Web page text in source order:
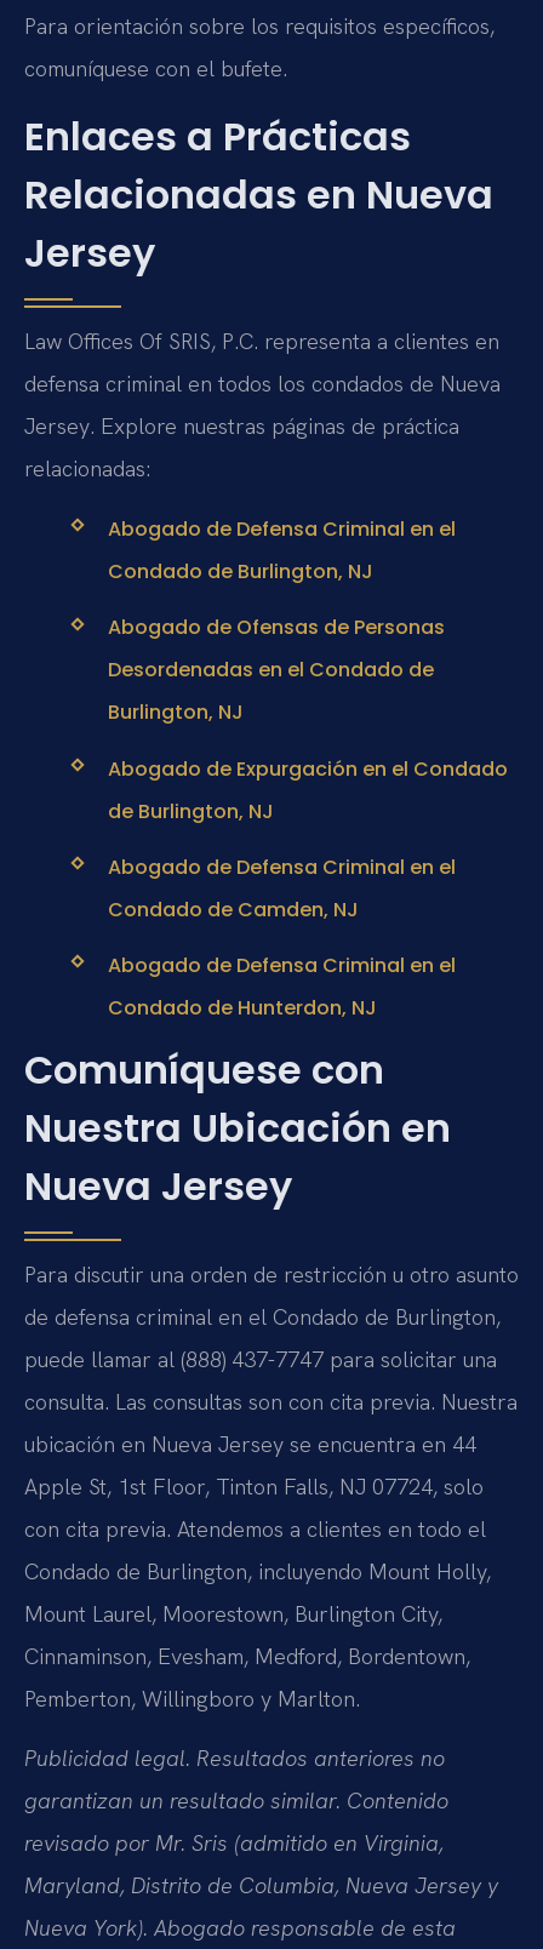
Para orientación sobre los requisitos específicos,
comuníquese con el bufete.
Enlaces a Prácticas
Relacionadas en Nueva
Jersey
Law Offices Of SRIS, P.C. representa a clientes en
defensa criminal en todos los condados de Nueva
Jersey. Explore nuestras páginas de práctica
relacionadas:
Abogado de Defensa Criminal en el
Condado de Burlington, NJ
Abogado de Ofensas de Personas
Desordenadas en el Condado de
Burlington, NJ
Abogado de Expurgación en el Condado
de Burlington, NJ
Abogado de Defensa Criminal en el
Condado de Camden, NJ
Abogado de Defensa Criminal en el
Condado de Hunterdon, NJ
Comuníquese con
Nuestra Ubicación en
Nueva Jersey
Para discutir una orden de restricción u otro asunto
de defensa criminal en el Condado de Burlington,
puede llamar al (888) 437-7747 para solicitar una
consulta. Las consultas son con cita previa. Nuestra
ubicación en Nueva Jersey se encuentra en 44
Apple St, 1st Floor, Tinton Falls, NJ 07724, solo
con cita previa. Atendemos a clientes en todo el
Condado de Burlington, incluyendo Mount Holly,
Mount Laurel, Moorestown, Burlington City,
Cinnaminson, Evesham, Medford, Bordentown,
Pemberton, Willingboro y Marlton.
Publicidad legal. Resultados anteriores no
garantizan un resultado similar. Contenido
revisado por Mr. Sris (admitido en Virginia,
Maryland, Distrito de Columbia, Nueva Jersey y
Nueva York). Abogado responsable de esta